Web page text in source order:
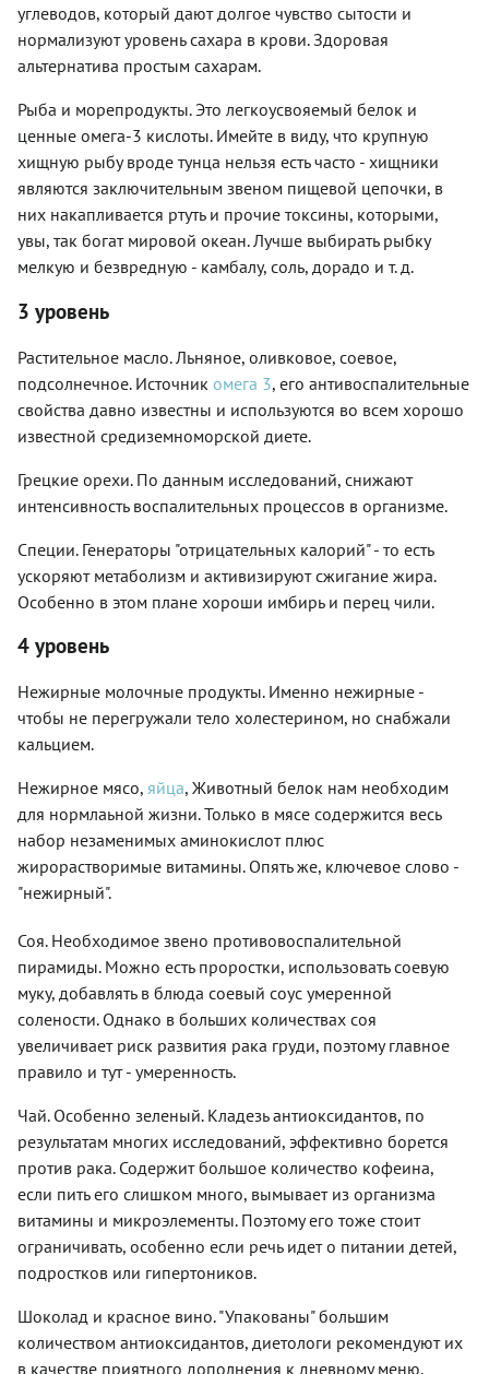
углеводов, который дают долгое чувство сытости и
нормализуют уровень сахара в крови. Здоровая
альтернатива простым сахарам.
Рыба и морепродукты. Это легкоусвояемый белок и
ценные омега-3 кислоты. Имейте в виду, что крупную
хищную рыбу вроде тунца нельзя есть часто - хищники
являются заключительным звеном пищевой цепочки, в
них накапливается ртуть и прочие токсины, которыми,
увы, так богат мировой океан. Лучше выбирать рыбку
мелкую и безвредную - камбалу, соль, дорадо и т. д.
3 уровень
Растительное масло. Льняное, оливковое, соевое,
подсолнечное. Источник омега 3, его антивоспалительные
свойства давно известны и используются во всем хорошо
известной средиземноморской диете.
Грецкие орехи. По данным исследований, снижают
интенсивность воспалительных процессов в организме.
Специи. Генераторы "отрицательных калорий" - то есть
ускоряют метаболизм и активизируют сжигание жира.
Особенно в этом плане хороши имбирь и перец чили.
4 уровень
Нежирные молочные продукты. Именно нежирные -
чтобы не перегружали тело холестерином, но снабжали
кальцием.
Нежирное мясо, яйца, Животный белок нам необходим
для нормлаьной жизни. Только в мясе содержится весь
набор незаменимых аминокислот плюс
жирорастворимые витамины. Опять же, ключевое слово -
"нежирный".
Соя. Необходимое звено противовоспалительной
пирамиды. Можно есть проростки, использовать соевую
муку, добавлять в блюда соевый соус умеренной
солености. Однако в больших количествах соя
увеличивает риск развития рака груди, поэтому главное
правило и тут - умеренность.
Чай. Особенно зеленый. Кладезь антиоксидантов, по
результатам многих исследований, эффективно борется
против рака. Содержит большое количество кофеина,
если пить его слишком много, вымывает из организма
витамины и микроэлементы. Поэтому его тоже стоит
ограничивать, особенно если речь идет о питании детей,
подростков или гипертоников.
Шоколад и красное вино. "Упакованы" большим
количеством антиоксидантов, диетологи рекомендуют их
в качестве приятного дополнения к дневному меню.